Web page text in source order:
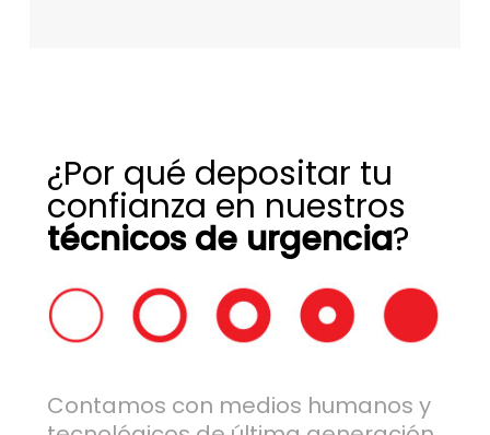
¿Por qué depositar tu
confianza en nuestros
técnicos de urgencia?
Contamos con medios humanos y